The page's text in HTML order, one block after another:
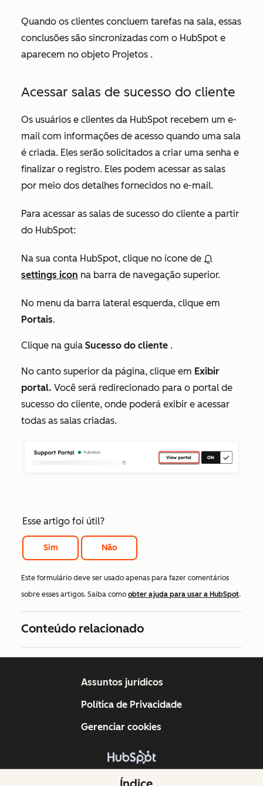
Quando os clientes concluem tarefas na sala, essas
conclusões são sincronizadas com o HubSpot e
aparecem no objeto Projetos .
Acessar salas de sucesso do cliente
Os usuários e clientes da HubSpot recebem um e-
mail com informações de acesso quando uma sala
é criada. Eles serão solicitados a criar uma senha e
finalizar o registro. Eles podem acessar as salas
por meio dos detalhes fornecidos no e-mail.
Para acessar as salas de sucesso do cliente a partir
do HubSpot:
Na sua conta HubSpot, clique no ícone de
settings icon na barra de navegação superior.
No menu da barra lateral esquerda, clique em
Portais.
Clique na guia Sucesso do cliente .
No canto superior da página, clique em Exibir
portal. Você será redirecionado para o portal de
sucesso do cliente, onde poderá exibir e acessar
todas as salas criadas.
Esse artigo foi útil?
Sim Não
Este formulário deve ser usado apenas para fazer comentários
sobre esses artigos. Saiba como obter ajuda para usar a HubSpot.
Conteúdo relacionado
Copyright © 2026 HubSpot, Inc.
Assuntos jurídicos
Política de Privacidade
Gerenciar cookies